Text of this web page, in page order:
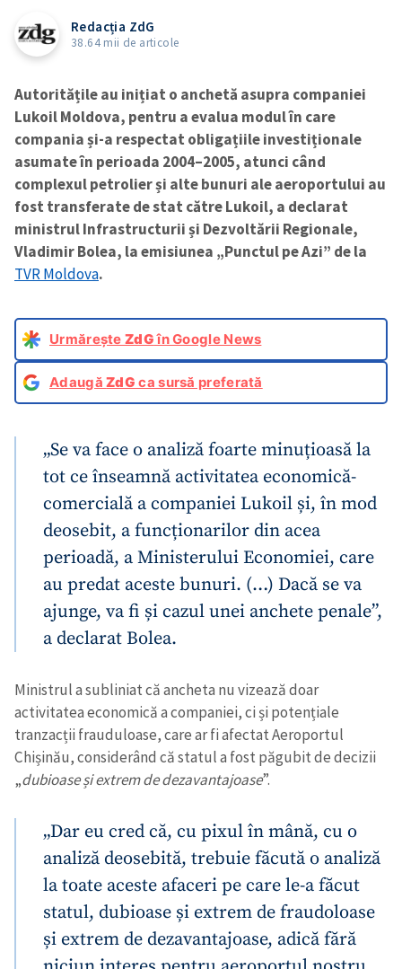
Redacția ZdG
38.64 mii de articole
Autoritățile au inițiat o anchetă asupra companiei
Lukoil Moldova, pentru a evalua modul în care
compania și-a respectat obligațiile investiționale
asumate în perioada 2004–2005, atunci când
complexul petrolier și alte bunuri ale aeroportului au
fost transferate de stat către Lukoil, a declarat
ministrul Infrastructurii și Dezvoltării Regionale,
Vladimir Bolea, la emisiunea „Punctul pe Azi” de la
TVR Moldova.
Urmărește ZdGîn Google News
AdaugăZdG ca sursă preferată
„Se va face o analiză foarte minuțioasă la
tot ce înseamnă activitatea economică-
comercială a companiei Lukoil și, în mod
deosebit, a funcționarilor din acea
perioadă, a Ministerului Economiei, care
au predat aceste bunuri. (…) Dacă se va
ajunge, va fi și cazul unei anchete penale”,
a declarat Bolea.
Ministrul a subliniat că ancheta nu vizează doar
activitatea economică a companiei, ci și potențiale
tranzacții frauduloase, care ar fi afectat Aeroportul
Chișinău, considerând că statul a fost păgubit de decizii
„dubioase și extrem de dezavantajoase”.
„Dar eu cred că, cu pixul în mână, cu o
analiză deosebită, trebuie făcută o analiză
la toate aceste afaceri pe care le-a făcut
statul, dubioase și extrem de fraudoloase
și extrem de dezavantajoase, adică fără